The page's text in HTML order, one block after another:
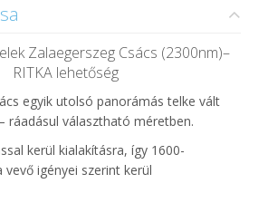
Zalaegerszeg Csács (2300nm)–
RITKA lehetőség
egyik utolsó panorámás telke vált
ráadásul választható méretben.
kerül kialakításra, így 1600-
igényei szerint kerül